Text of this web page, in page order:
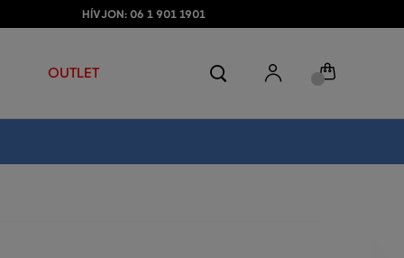
HÍVJON: 06 1 901 1901
OUTLET